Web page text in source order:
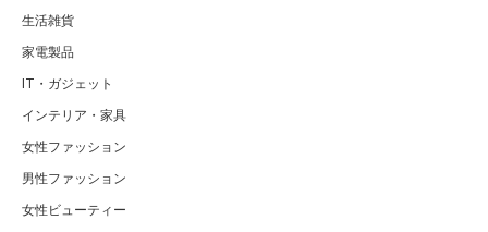
生活雑貨
家電製品
IT・ガジェット
インテリア・家具
女性ファッション
男性ファッション
女性ビューティー